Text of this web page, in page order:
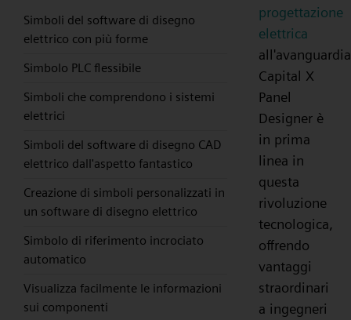
Simboli del software di disegno
elettrico con più forme
Simbolo PLC flessibile
Simboli che comprendono i sistemi
elettrici
Simboli del software di disegno CAD
elettrico dall'aspetto fantastico
Creazione di simboli personalizzati in
un software di disegno elettrico
Simbolo di riferimento incrociato
automatico
Visualizza facilmente le informazioni
sui componenti
progettazione
elettrica
Capital X
Panel
Designer è
in prima
linea in
questa
rivoluzione
tecnologica,
offrendo
vantaggi
straordinari
a ingegneri